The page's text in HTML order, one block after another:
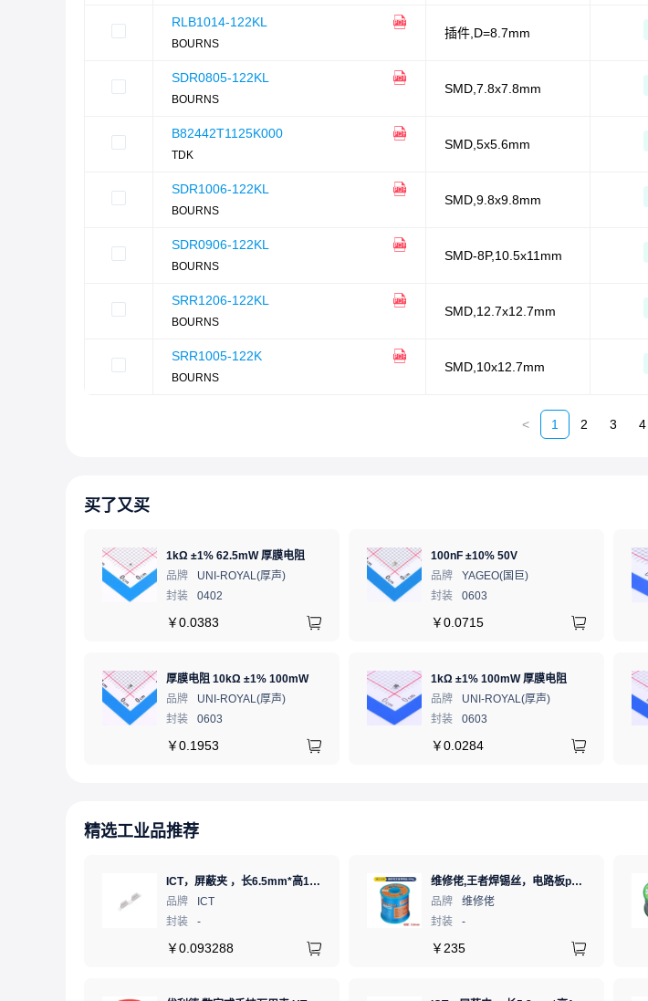
RLB1014-122KL
BOURNS
插件,D=8.7mm
SDR0805-122KL
BOURNS
SMD,7.8x7.8mm
B82442T1125K000
TDK
SMD,5x5.6mm
SDR1006-122KL
BOURNS
SMD,9.8x9.8mm
SDR0906-122KL
BOURNS
SMD-8P,10.5x11mm
SRR1206-122KL
BOURNS
SMD,12.7x12.7mm
SRR1005-122K
BOURNS
SMD,10x12.7mm
< 1 2 3 4
买了又买
1kΩ ±1% 62.5mW 厚膜电阻
品牌
UNI-ROYAL(厚声)
封装
0402
￥0.0383
100nF ±10% 50V
品牌
YAGEO(国巨)
封装
0603
￥0.0715
厚膜电阻 10kΩ ±1% 100mW
品牌
UNI-ROYAL(厚声)
封装
0603
￥0.1953
1kΩ ±1% 100mW 厚膜电阻
品牌
UNI-ROYAL(厚声)
封装
0603
￥0.0284
精选工业品推荐
ICT，屏蔽夹 ，长6.5mm*高1.21mm，ICSRC6508SFR
品牌
ICT
封装
-
￥0.093288
维修佬,王者焊锡丝，电路板pcb焊接锡线，0.8mm800g,1个
品牌
维修佬
封装
-
￥ 235